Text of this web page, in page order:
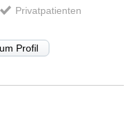
Privatpatienten
Profil